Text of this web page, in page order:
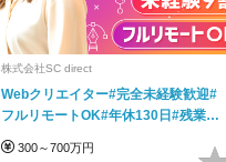
株式会社SC direct
Webクリエイター#完全未経験歓迎#
フルリモートOK#年休130日#残業月
300～700万円